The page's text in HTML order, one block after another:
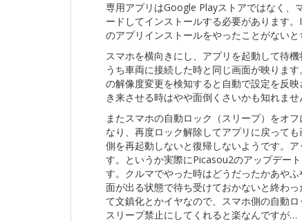
専用アプリはGoogle Playストアではなく、
ードしてインストールする必要があります
のアプリインストールをやったことがない
スマホを横向きにし、アプリを起動して待
うち車両に接続した時と同じ画面が映りま
の解像度変更を検知すると自動で設定を反
き来させる時はやや面倒くさいかも知れませ
またスマホの自動ロック（スリープ）をオ
なり、再度ロック解除してアプリに戻って
側を再起動しないと復帰しないようです。
す。というか実際にPicasou2のアップデー
す。クルマでやった時はどうだったかあや
面が出る状態で待ち受けておかないと終わ
て文鎮化とかイヤなので、スマホ側の自動
スリープ禁止にしてくれると楽なんですが…